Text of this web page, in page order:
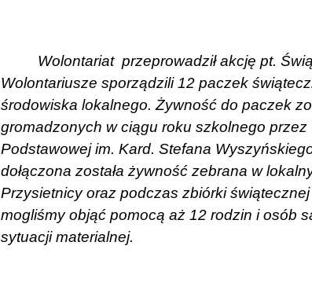
Wolontariat przeprowadził akcję pt.
Wolontariusze sporządzili 12 paczek
środowiska lokalnego. Żywność do paczek
gromadzonych w ciągu roku szkolnego przez
Podstawowej im. Kard. Stefana
dołączona została żywność zebrana w
Przysietnicy oraz podczas zbiórki
mogliśmy objąć pomocą aż 12 rodzin i osób
sytuacji materialnej.